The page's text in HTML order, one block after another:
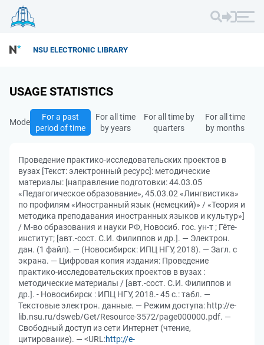
NSU ELECTRONIC LIBRARY
USAGE STATISTICS
Mode
For a past
period of time
For all time
by years
For all time by
quarters
For all time
by months
Проведение практико-исследовательских проектов в
вузах [Текст: электронный ресурс]: методические
материалы: [направление подготовки: 44.03.05
«Педагогическое образование», 45.03.02 «Лингвистика»
по профилям «Иностранный язык (немецкий)» / «Теория и
методика преподавания иностранных языков и культур»]
/ М-во образования и науки РФ, Новосиб. гос. ун-т ; Гёте-
институт; [авт.-сост. С.И. Филиппов и др.]. — Электрон.
дан. (1 файл). — (Новосибирск: ИПЦ НГУ, 2018). — Загл. с
экрана. — Цифровая копия издания: Проведение
практико-исследовательских проектов в вузах :
методические материалы / [авт.-сост. С.И. Филиппов и
др.]. - Новосибирск : ИПЦ НГУ, 2018.- 45 с.: табл. —
Текстовые электрон. данные. — Режим доступа: http://e-
lib.nsu.ru/dsweb/Get/Resource-3572/page000000.pdf. —
Свободный доступ из сети Интернет (чтение,
цитирование). — <URL:http://e-